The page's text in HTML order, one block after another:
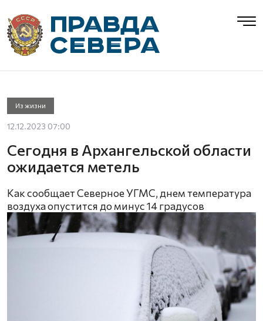
Из жизни
12.12.2023 07:00
Сегодня в Архангельской области
ожидается метель
Как сообщает Северное УГМС, днем температура
воздуха опустится до минус 14 градусов